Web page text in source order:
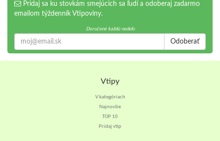
Pridaj sa ku stovkám smejúcich sa ľudí a odoberaj zadarmo
emailom týždenník Vtipoviny.
Doručené každú nedeľu
Odoberať
Vtipy
V kategóriach
Najnovšie
TOP 10
Pridaj vtip